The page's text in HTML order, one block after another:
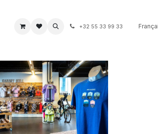
Jewelry Souvenirs
+32 55 33 99 33